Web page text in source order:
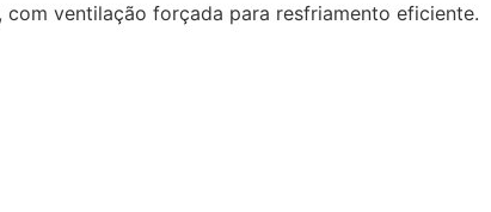
ventilação forçada para resfriamento eficiente.